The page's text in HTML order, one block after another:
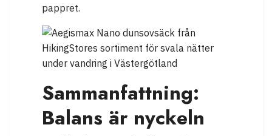
pappret.
Sammanfattning:
Balans är nyckeln